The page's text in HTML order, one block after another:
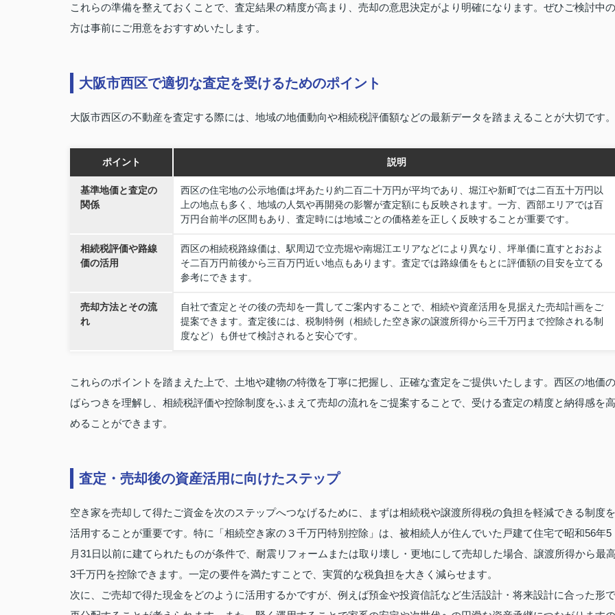
これらの準備を整えておくことで、査定結果の精度が高まり、売却の意思決定がより明確になります。ぜひご検討中の
方は事前にご用意をおすすめいたします。
大阪市西区で適切な査定を受けるためのポイント
大阪市西区の不動産を査定する際には、地域の地価動向や相続税評価額などの最新データを踏まえることが大切です。
ポイント 説明
基準地価と査定の
関係
西区の住宅地の公示地価は坪あたり約二百二十万円が平均であり、堀江や新町では二百五十万円以
上の地点も多く、地域の人気や再開発の影響が査定額にも反映されます。一方、西部エリアでは百
万円台前半の区間もあり、査定時には地域ごとの価格差を正しく反映することが重要です。
相続税評価や路線
価の活用
西区の相続税路線価は、駅周辺で立売堀や南堀江エリアなどにより異なり、坪単価に直すとおおよ
そ二百万円前後から三百万円近い地点もあります。査定では路線価をもとに評価額の目安を立てる
参考にできます。
売却方法とその流
れ
自社で査定とその後の売却を一貫してご案内することで、相続や資産活用を見据えた売却計画をご
提案できます。査定後には、税制特例（相続した空き家の譲渡所得から三千万円まで控除される制
度など）も併せて検討されると安心です。
これらのポイントを踏まえた上で、土地や建物の特徴を丁寧に把握し、正確な査定をご提供いたします。西区の地価の
ばらつきを理解し、相続税評価や控除制度をふまえて売却の流れをご提案することで、受ける査定の精度と納得感を高
めることができます。
査定・売却後の資産活用に向けたステップ
空き家を売却して得たご資金を次のステップへつなげるために、まずは相続税や譲渡所得税の負担を軽減できる制度を
活用することが重要です。特に「相続空き家の３千万円特別控除」は、被相続人が住んでいた戸建て住宅で昭和56年5
月31日以前に建てられたものが条件で、耐震リフォームまたは取り壊し・更地にして売却した場合、譲渡所得から最
3千万円を控除できます。一定の要件を満たすことで、実質的な税負担を大きく減らせます。
次に、ご売却で得た現金をどのように活用するかですが、例えば預金や投資信託など生活設計・将来設計に合った形で